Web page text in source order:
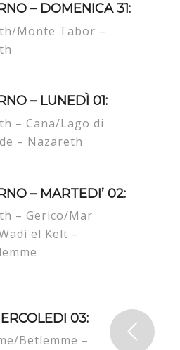
– DOMENICA 31:
Monte Tabor –
– LUNEDÌ 01:
– Cana/Lago di
– Nazareth
– MARTEDI’ 02:
– Gerico/Mar
el Kelt –
03:
Betlemme –